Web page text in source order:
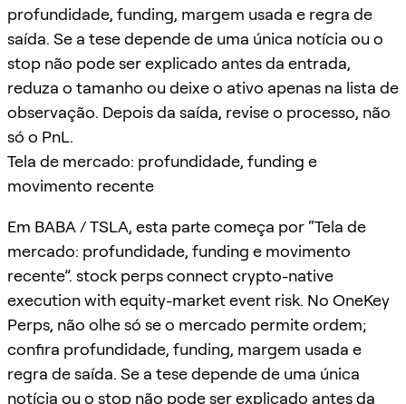
profundidade, funding, margem usada e regra de
saída. Se a tese depende de uma única notícia ou o
stop não pode ser explicado antes da entrada,
reduza o tamanho ou deixe o ativo apenas na lista de
observação. Depois da saída, revise o processo, não
só o PnL.
Tela de mercado: profundidade, funding e
movimento recente
Em BABA / TSLA, esta parte começa por “Tela de
mercado: profundidade, funding e movimento
recente”. stock perps connect crypto-native
execution with equity-market event risk. No OneKey
Perps, não olhe só se o mercado permite ordem;
confira profundidade, funding, margem usada e
regra de saída. Se a tese depende de uma única
notícia ou o stop não pode ser explicado antes da